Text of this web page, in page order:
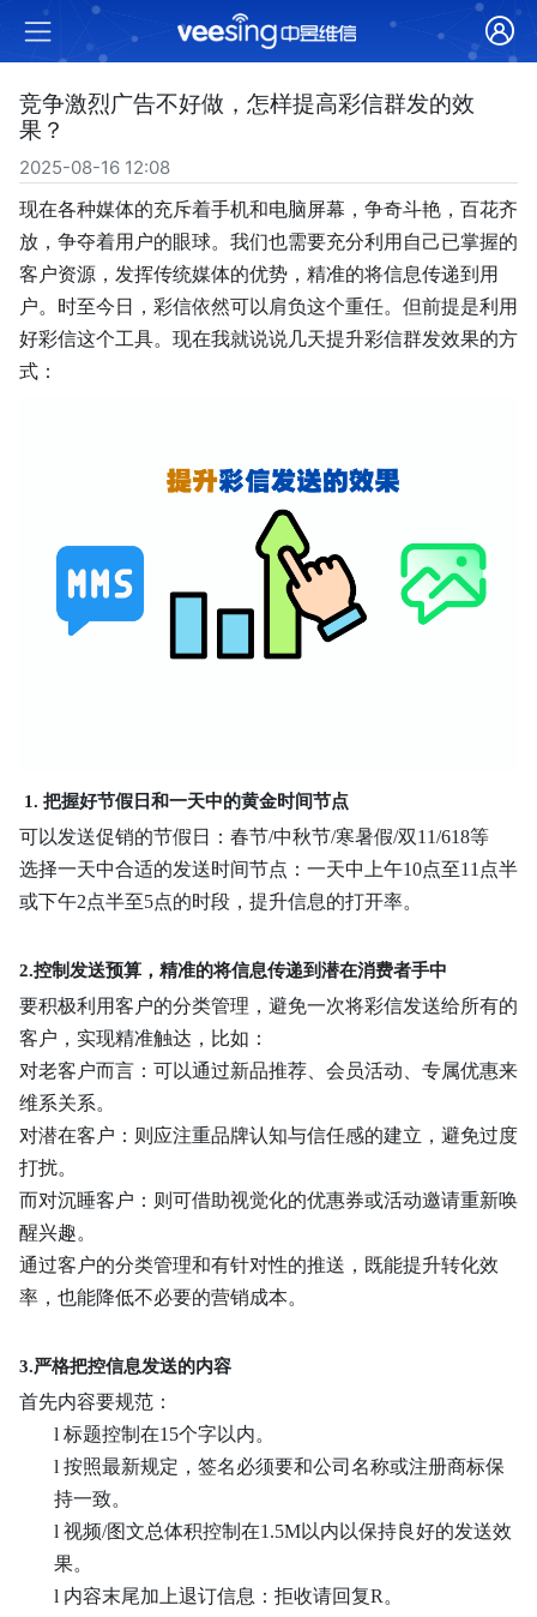
竞争激烈广告不好做，怎样提高彩信群发的效
果？
2025-08-16 12:08
现在各种媒体的充斥着手机和电脑屏幕，争奇斗艳，百花齐
放，争夺着用户的眼球。我们也需要充分利用自己已掌握的
客户资源，发挥传统媒体的优势，精准的将信息传递到用
户。时至今日，彩信依然可以肩负这个重任。但前提是利用
好彩信这个工具。现在我就说说几天提升彩信群发效果的方
式：
1. 把握好节假日和一天中的黄金时间节点
可以发送促销的节假日：春节/中秋节/寒暑假/双11/618等
选择一天中合适的发送时间节点：一天中上午10点至11点半
或下午2点半至5点的时段，提升信息的打开率。
2.控制发送预算，精准的将信息传递到潜在消费者手中
要积极利用客户的分类管理，避免一次将彩信发送给所有的
客户，实现精准触达，比如：
对老客户而言：可以通过新品推荐、会员活动、专属优惠来
维系关系。
对潜在客户：则应注重品牌认知与信任感的建立，避免过度
打扰。
而对沉睡客户：则可借助视觉化的优惠券或活动邀请重新唤
醒兴趣。
通过客户的分类管理和有针对性的推送，既能提升转化效
率，也能降低不必要的营销成本。
3.严格把控信息发送的内容
首先内容要规范：
l 标题控制在15个字以内。
l 按照最新规定，签名必须要和公司名称或注册商标保
持一致。
l 视频/图文总体积控制在1.5M以内以保持良好的发送效
果。
l 内容末尾加上退订信息：拒收请回复R。